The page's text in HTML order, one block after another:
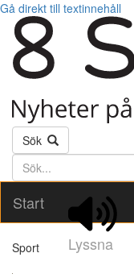
Gå direkt till textinnehåll
Sök
Söktext
Start
Lyssna
Sport